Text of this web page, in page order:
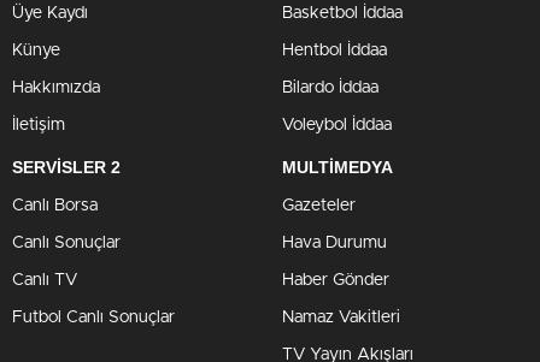
Üye Kaydı
Künye
Hakkımızda
İletişim
Basketbol İddaa
Hentbol İddaa
Bilardo İddaa
Voleybol İddaa
SERVİSLER 2
Canlı Borsa
Canlı Sonuçlar
Canlı TV
Futbol Canlı Sonuçlar
MULTİMEDYA
Gazeteler
Hava Durumu
Haber Gönder
Namaz Vakitleri
TV Yayın Akışları